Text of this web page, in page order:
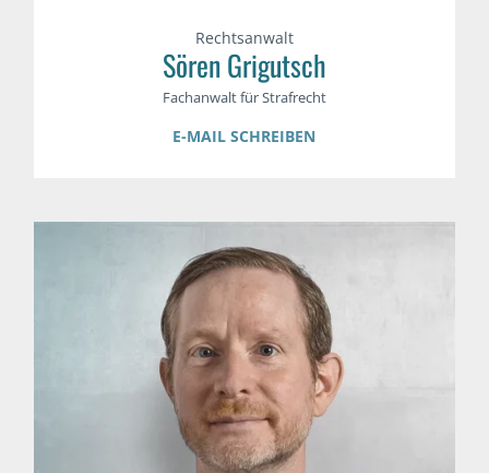
Rechtsanwalt
Sören Grigutsch
Fachanwalt für Strafrecht
E-MAIL SCHREIBEN